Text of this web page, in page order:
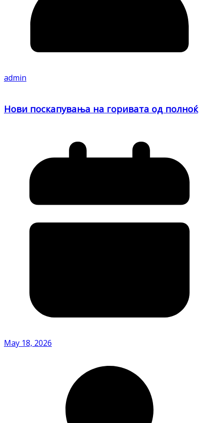
admin
Нови поскапувања на горивата од полноќ
May 18, 2026